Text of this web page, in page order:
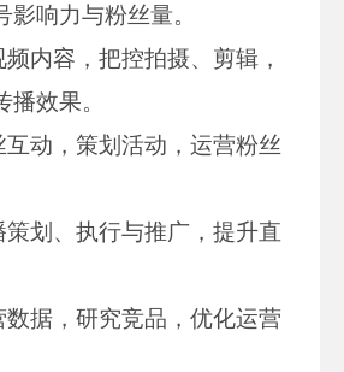
响力与粉丝量。
内容，把控拍摄、剪辑，
效果。
互动，策划活动，运营粉丝
策划、执行与推广，提升直
数据，研究竞品，优化运营